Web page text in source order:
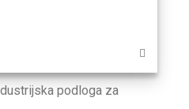
podloga za